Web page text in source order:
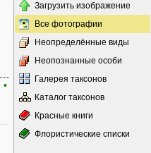
•
Загрузить изображение
Все фотографии
Неопределённые виды
Неопознанные особи
Галерея таксонов
Каталог таксонов
Красные книги
Флористические списки